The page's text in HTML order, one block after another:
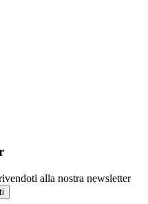
alla nostra newsletter